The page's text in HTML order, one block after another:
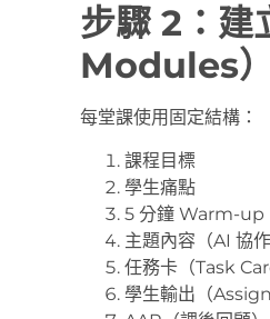
步驟 2：
Modules）
每堂課使用固定結構：
課程目標
學生痛點
5 分鐘 Warm-up
主題內容（AI 協作
任務卡（Task
學生輸出（